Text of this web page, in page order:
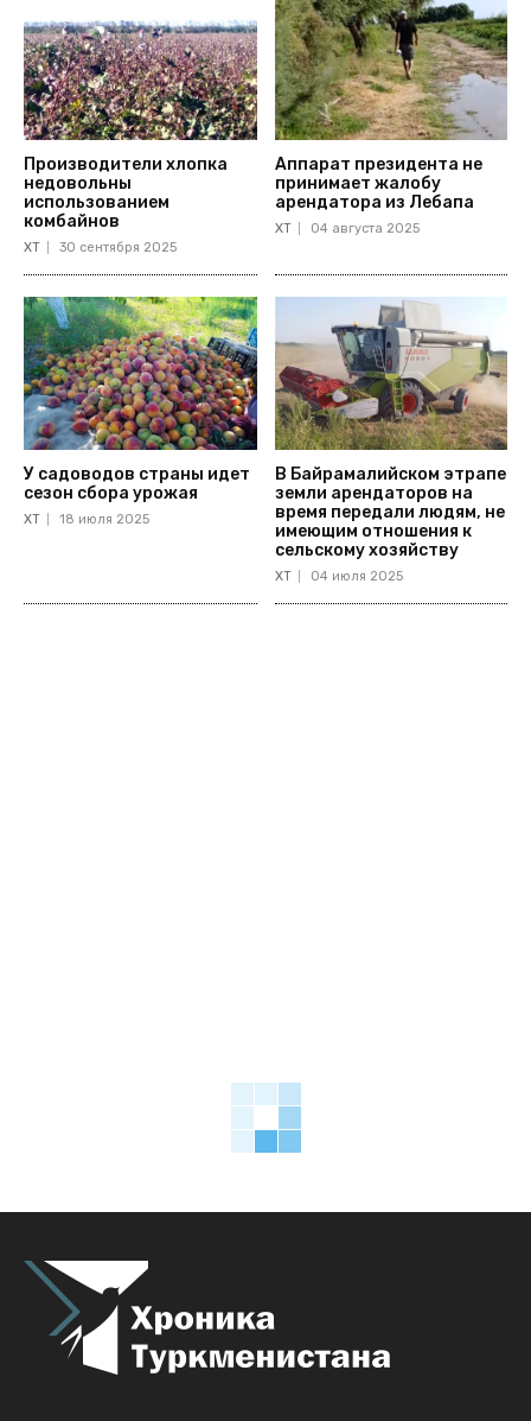
Производители хлопка
недовольны
использованием
комбайнов
ХТ 30 сентября 2025
Аппарат президента не
принимает жалобу
арендатора из Лебапа
ХТ 04 августа 2025
У садоводов страны идет
сезон сбора урожая
ХТ 18 июля 2025
В Байрамалийском этрапе
земли арендаторов на
время передали людям, не
имеющим отношения к
сельскому хозяйству
ХТ 04 июля 2025